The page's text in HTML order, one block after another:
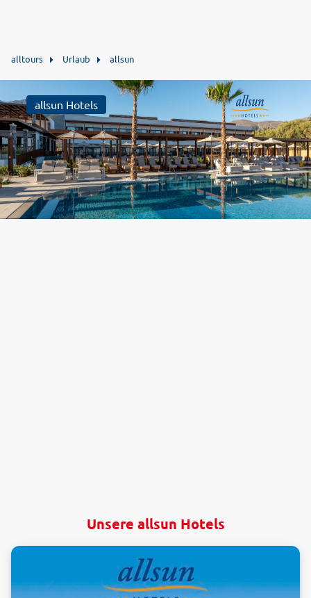
alltours Urlaub allsun
allsun Hotels
Unsere allsun Hotels